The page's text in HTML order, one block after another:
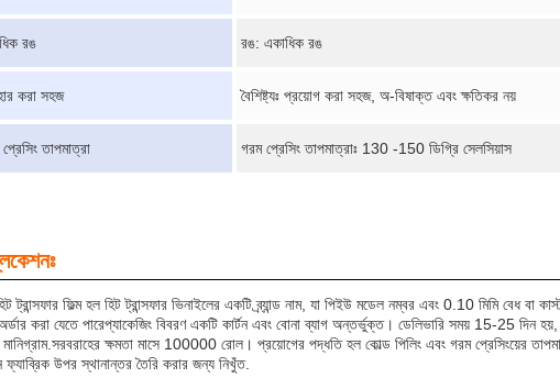
রঙ রঙ: একাধিক রঙ
করা সহজ বৈশিষ্ট্যঃ প্রয়োগ করা সহজ, অ-বিষাক্ত এবং ক্ষতিকর নয়
তাপমাত্রা গরম প্রেসিং তাপমাত্রাঃ 130 -150 ডিগ্রি সেলসিয়াস
ট্রান্সফার ফিল্ম হল হিট ট্রান্সফার ভিনাইলের একটি ব্র্যান্ড নাম, যা পিইউ মডেল নম্বর এবং 0.10 মিমি বেধ
করা যেতে পারেপ্যাকেজিং বিবরণ একটি কার্টন এবং বোনা ব্যাগ অন্তর্ভুক্ত। ডেলিভারি সময় 15-25 দিন
ক্ষমতা মাসে 100000 রোল। প্রয়োগের পদ্ধতি হল কোল্ড পিলিং এবং গরম প্রেসিংয়ের
উপর স্থানান্তর তৈরি করার জন্য নিখুঁত.